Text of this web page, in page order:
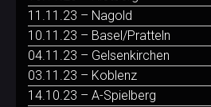
11.11.23 – Nagold
10.11.23 – Basel/Pratteln
04.11.23 – Gelsenkirchen
03.11.23 – Koblenz
14.10.23 – A-Spielberg